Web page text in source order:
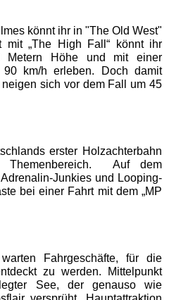
könnt ihr in "The Old West"
mit „The High Fall“ könnt ihr
Höhe und mit einer
km/h erleben. Doch damit
sich vor dem Fall um 45
erster Holzachterbahn
Themenbereich. Auf dem
Junkies und Looping-
bei einer Fahrt mit dem „MP
Fahrgeschäfte, für die
zu werden. Mittelpunkt
See, der genauso wie